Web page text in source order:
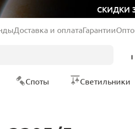
СКИДКИ
Доставка и оплатаГарантии
Споты Светильники